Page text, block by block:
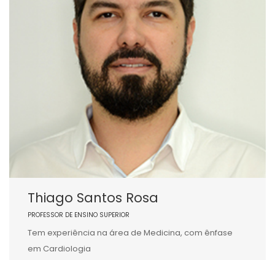
Thiago Santos Rosa
PROFESSOR DE ENSINO SUPERIOR
Tem experiência na área de Medicina, com ênfase
em Cardiologia